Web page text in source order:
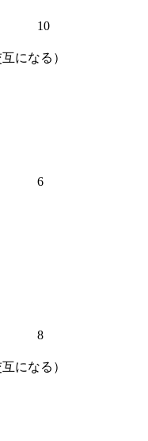
10
になる）
6
8
になる）